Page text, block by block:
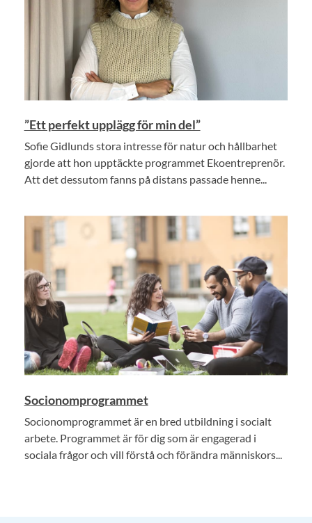
”Ett perfekt upplägg för min del”
Sofie Gidlunds stora intresse för natur och hållbarhet
gjorde att hon upptäckte programmet Ekoentreprenör.
Att det dessutom fanns på distans passade henne...
Socionomprogrammet
Socionomprogrammet är en bred utbildning i socialt
arbete. Programmet är för dig som är engagerad i
sociala frågor och vill förstå och förändra människors...